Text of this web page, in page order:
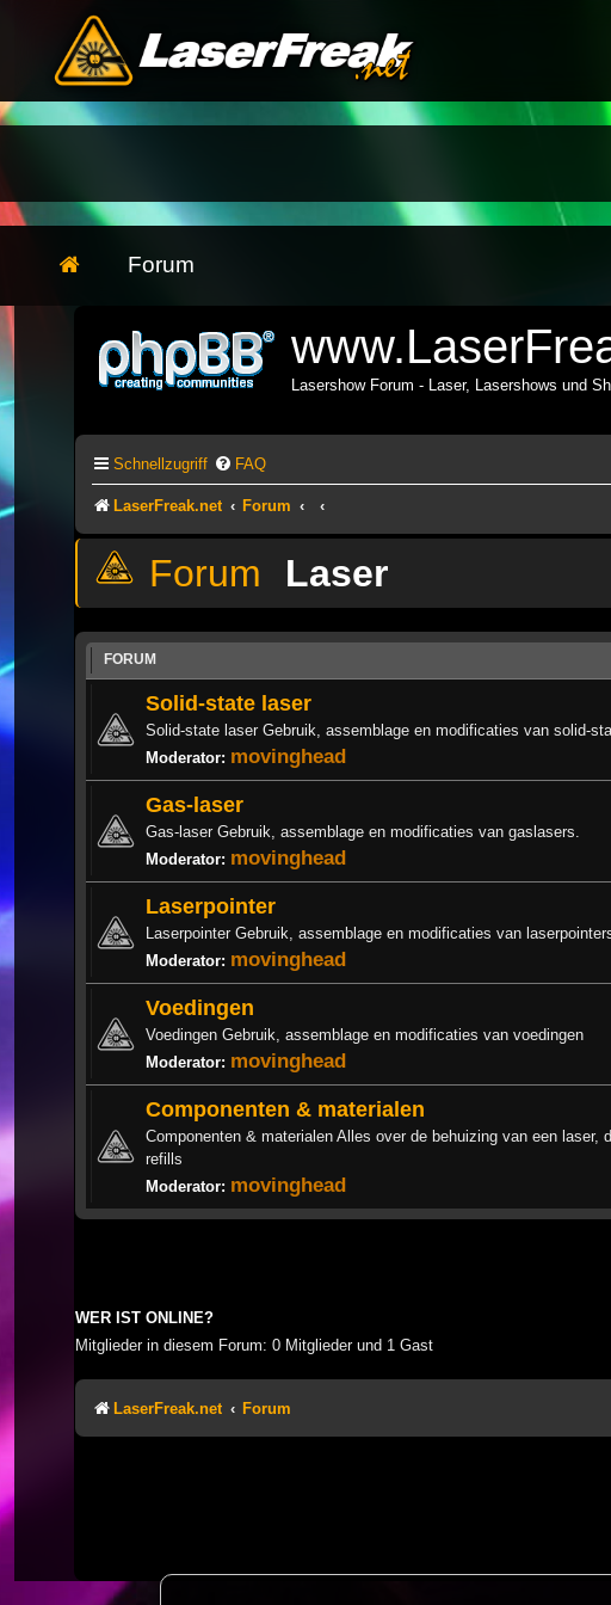
Forum
Lasershow Forum - Laser, Lasershows und
Schnellzugriff FAQ
LaserFreak.net Forum
Laser
FORUM
Solid-state laser
Solid-state laser Gebruik, assemblage en modificaties van solid-
Moderator: movinghead
Gas-laser
Gas-laser Gebruik, assemblage en modificaties van gaslasers.
Moderator: movinghead
Laserpointer
Laserpointer Gebruik, assemblage en modificaties van
Moderator: movinghead
Voedingen
Voedingen Gebruik, assemblage en modificaties van voedingen
Moderator: movinghead
Componenten & materialen
Componenten & materialen Alles over de behuizing van een laser,
refills
Moderator: movinghead
WER IST ONLINE?
Mitglieder in diesem Forum: 0 Mitglieder und 1 Gast
LaserFreak.net Forum